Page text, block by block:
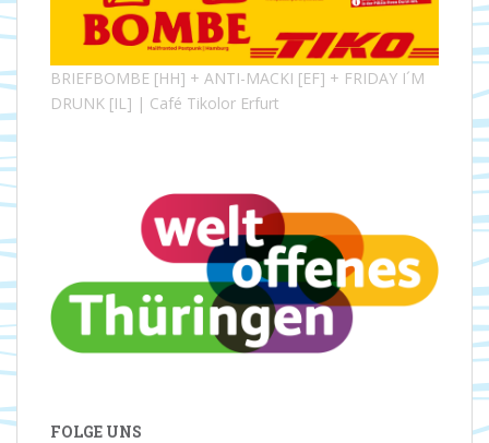
BRIEFBOMBE [HH] + ANTI-MACKI [EF] + FRIDAY I´M
DRUNK [IL] | Café Tikolor Erfurt
FOLGE UNS